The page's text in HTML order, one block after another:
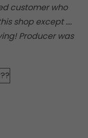
customer who
shop except ….
Producer was